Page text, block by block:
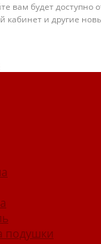
вам будет доступно
кабинет и другие
подушки